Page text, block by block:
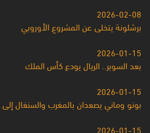
2026-02-08
برشلونة يتخلى عن المشروعِ الأوروبي
2026-01-15
بعد السوبر.. الريال يودع كأس الملك
2026-01-15
بونو وماني يصعدان بالمغرب والسنغال إلى
2026-01-15